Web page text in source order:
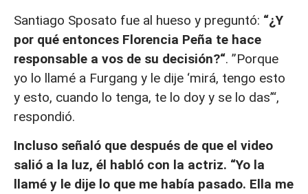
Santiago Sposato fue al hueso y preguntó: “¿Y
por qué entonces Florencia Peña te hace
responsable a vos de su decisión?“. ”Porque
yo lo llamé a Furgang y le dije ‘mirá, tengo esto
y esto, cuando lo tenga, te lo doy y se lo das’“,
respondió.
Incluso señaló que después de que el video
salió a la luz, él habló con la actriz. “Yo la
llamé y le dije lo que me había pasado. Ella me